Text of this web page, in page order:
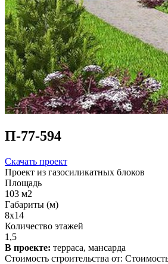
П-77-594
Скачать проект
Проект из газосиликатных блоков
Площадь
103 м2
Габариты (м)
8х14
Количество этажей
1,5
В проекте: терраса, мансарда
Стоимость строительства от: